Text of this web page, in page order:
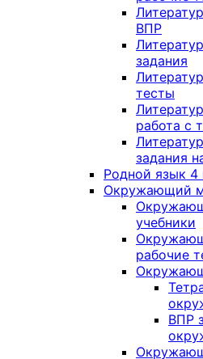
ВПР
задания
тесты
работа с
задания
Родной язык 4
Окружающий
учебники
рабочие
ВПР